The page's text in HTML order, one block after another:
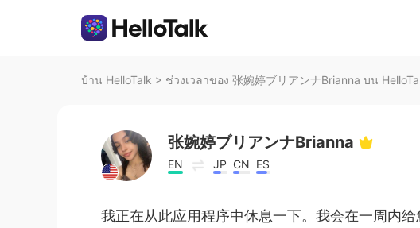
บ้าน HelloTalk > ช่วงเวลาของ 张婉婷ブリアンナBrianna บน
张婉婷ブリアンナBrianna
EN JP CN ES
我正在从此应用程序中休息一下。我会在一周内给